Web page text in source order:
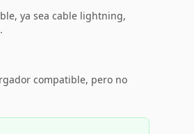
ya sea cable lightning,
compatible, pero no